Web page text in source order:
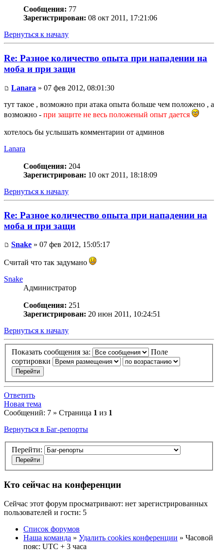
Сообщения: 77
Зарегистрирован: 08 окт 2011, 17:21:06
Вернуться к началу
Re: Разное количество опыта при нападении на
моба и при защи
Lanara » 07 фев 2012, 08:01:30
тут такое , возможно при атака опыта больше чем положено , а
возможно - при защите не весь положеный опыт дается
хотелось бы услышать комментарии от админов
Lanara
Сообщения: 204
Зарегистрирован: 10 окт 2011, 18:18:09
Вернуться к началу
Re: Разное количество опыта при нападении на
моба и при защи
Snake » 07 фев 2012, 15:05:17
Считай что так задумано
Snake
Администратор
Сообщения: 251
Зарегистрирован: 20 июн 2011, 10:24:51
Вернуться к началу
Показать сообщения за:
Поле
сортировки
Ответить
Новая тема
Сообщений: 7 » Страница 1 из 1
Вернуться в Баг-репорты
Перейти:
Кто сейчас на конференции
Сейчас этот форум просматривают: нет зарегистрированных
пользователей и гости: 5
Список форумов
Наша команда » Удалить cookies конференции » Часовой
пояс: UTC + 3 часа